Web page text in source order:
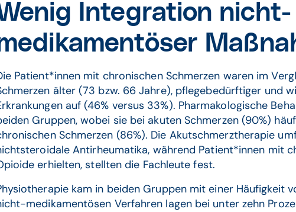
Integration nicht-
Patient*innen mit chronischen Schmerzen waren im
älter (73 bzw. 66 Jahre), pflegebedürftiger und
auf (46% versus 33%). Pharmakologische
Gruppen, wobei sie bei akuten Schmerzen (90%)
Schmerzen (86%). Die Akutschmerztherapie
Antirheumatika, während Patient*innen mit
erhielten, stellten die Fachleute fest.
kam in beiden Gruppen mit einer Häufigkeit
medikamentösen Verfahren lagen bei unter zehn